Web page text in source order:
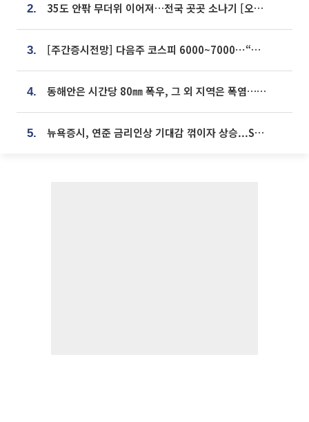
2. 35도 안팎 무더위 이어져…전국 곳곳 소나기 [오늘 날씨]
3. [주간증시전망] 다음주 코스피 6000~7000⋯“外人 수급은 정책이 변수”
4. 동해안은 시간당 80㎜ 폭우, 그 외 지역은 폭염…‘극과 극 날씨’
5. 뉴욕증시, 연준 금리인상 기대감 꺾이자 상승...S&P500 사상 최고치 [종합]